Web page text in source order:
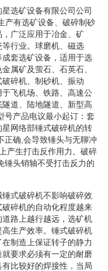
选矿设备有限公司公司
产有选矿设备、破碎制砂
广泛应用于冶金、矿
行业。球磨机、磁选
套选矿设备，适用于选
属矿及萤石、石英石、
碎机、制砂机、振动
飞机场、铁路、高速公
道、陆地隧道、新型高
号产品电议最小起订：套
网络部锤式破碎机的转
正确,会导致锤头与无聊冲
产生打击反作用力。破碎
锤头销轴不受打击反力的
式破碎机不影响破碎效
碎机的自动化程度越来
路上越行越远，选矿机
生产效率。锤式破碎机
制造上保证转子的静力
要求必须有一定的耐磨
比较好的焊接性，当局